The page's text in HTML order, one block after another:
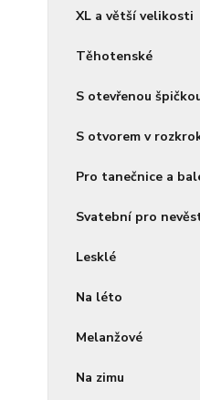
XL a větší velikosti
Těhotenské
S otevřenou
S otvorem v
Pro tanečnice a
Svatební pro
Lesklé
Na léto
Melanžové
Na zimu